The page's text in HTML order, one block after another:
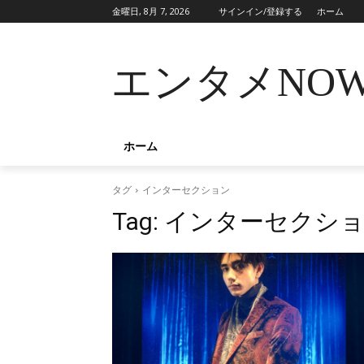
金曜日, 8月 7, 2026 サインイン/登録する ホーム
エンタメ
ホーム
タグ インターセクション
Tag: インターセクシ